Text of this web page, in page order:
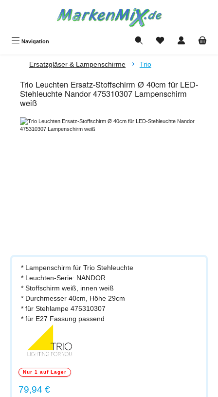
Navigation Du hast 0 Produkte
Ersatzgläser & Lampenschirme Trio
Trio Leuchten Ersatz-Stoffschirm Ø 40cm für LED-
Stehleuchte Nandor 475310307 Lampenschirm
weiß
Bildergalerie überspringen
* Lampenschirm für Trio Stehleuchte
* Leuchten-Serie: NANDOR
* Stoffschirm weiß, innen weiß
* Durchmesser 40cm, Höhe 29cm
* für Stehlampe 475310307
* für E27 Fassung passend
Nur 1 auf Lager
Regulärer Preis:
79,94 €